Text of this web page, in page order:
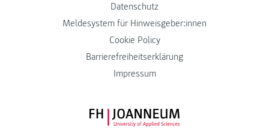
Datenschutz
Meldesystem für Hinweisgeber:innen
Cookie Policy
Barrierefreiheitserklärung
Impressum
FH JOANNEUM Logo